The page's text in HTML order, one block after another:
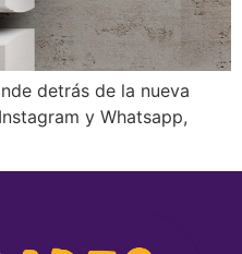
detrás de la nueva
y Whatsapp,